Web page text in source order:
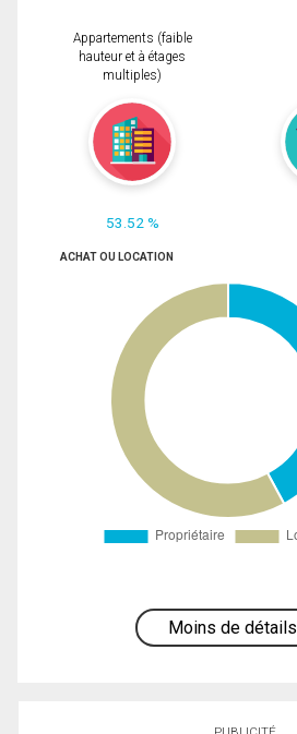
Appartements (faible
hauteur et à étages
multiples)
53.52 %
ACHAT OU LOCATION
Moins de détails